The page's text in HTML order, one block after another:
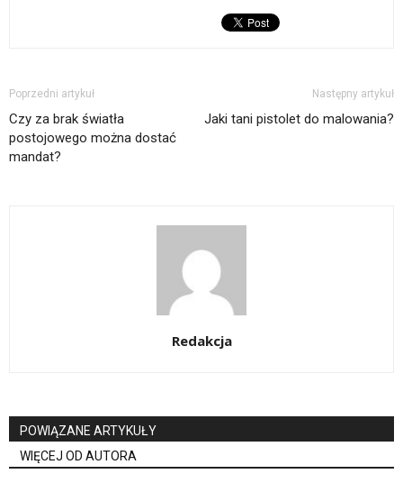
Poprzedni artykuł
Czy za brak światła
postojowego można dostać
mandat?
Następny artykuł
Jaki tani pistolet do malowania?
Redakcja
POWIĄZANE ARTYKUŁY
WIĘCEJ OD AUTORA